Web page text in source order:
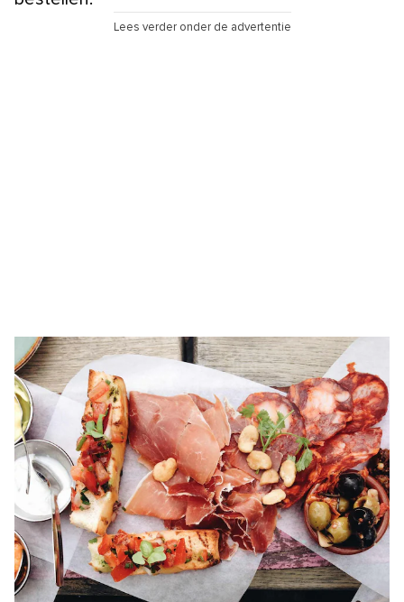
Lees verder onder de advertentie